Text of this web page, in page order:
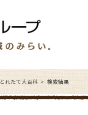
とれたて大百科 検索結果